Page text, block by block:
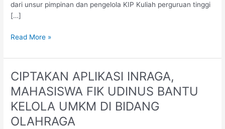
dari unsur pimpinan dan pengelola KIP Kuliah perguruan tinggi
[…]
Read More »
CIPTAKAN APLIKASI INRAGA,
MAHASISWA FIK UDINUS BANTU
KELOLA UMKM DI BIDANG
OLAHRAGA
CIPTAKAN
APLIKASI
INRAGA,
MAHASISWA
FIK